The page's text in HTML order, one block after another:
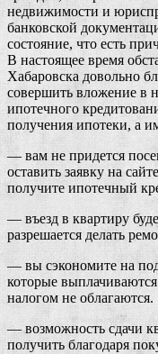
недвижимости и
банковской
состояние, что есть
В настоящее время
Хабаровска довольно
совершить вложение в
ипотечного
получения ипотеки, а
— вам не придется
оставить заявку на
получите ипотечный
— въезд в квартиру
разрешается делать
— вы сэкономите на
которые
налогом не облагаются.
— возможность сдачи
получить благодаря